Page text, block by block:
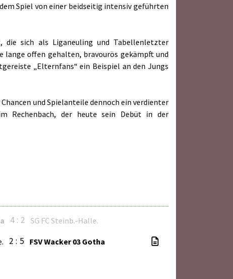
Spiel von einer beidseitig intensiv geführten
die sich als Liganeuling und Tabellenletzter
lange offen gehalten, bravourös gekämpft und
„Elternfans“ ein Beispiel an den Jungs
und Spielanteile dennoch ein verdienter
Rechenbach, der heute sein Debüt in der
4 : 2 SG FC Steinb.-Halle.
2 : 5 FSV Wacker 03 Gotha